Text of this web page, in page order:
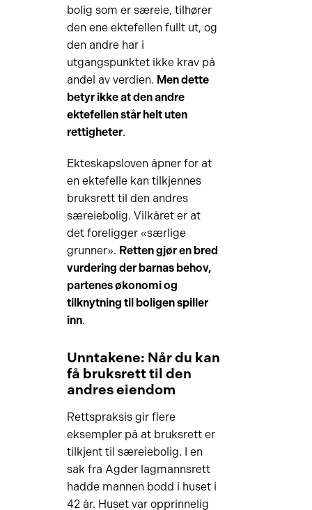
bolig som er særeie, tilhører
den ene ektefellen fullt ut, og
den andre har i
utgangspunktet ikke krav på
andel av verdien. Men dette
betyr ikke at den andre
ektefellen står helt uten
rettigheter.
Ekteskapsloven åpner for at
en ektefelle kan tilkjennes
bruksrett til den andres
særeiebolig. Vilkåret er at
det foreligger «særlige
grunner». Retten gjør en bred
vurdering der barnas behov,
partenes økonomi og
tilknytning til boligen spiller
inn.
Unntakene: Når du kan
få bruksrett til den
andres eiendom
Rettspraksis gir flere
eksempler på at bruksrett er
tilkjent til særeiebolig. I en
sak fra Agder lagmannsrett
hadde mannen bodd i huset i
42 år. Huset var opprinnelig